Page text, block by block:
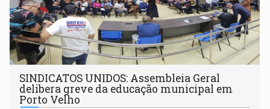
SINDICATOS UNIDOS: Assembleia Geral
delibera greve da educação municipal em
Porto Velho